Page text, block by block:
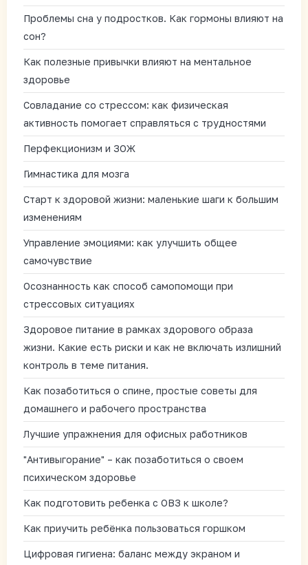
Проблемы сна у подростков. Как гормоны влияют на
сон?
Как полезные привычки влияют на ментальное
здоровье
Совладание со стрессом: как физическая
активность помогает справляться с трудностями
Перфекционизм и ЗОЖ
Гимнастика для мозга
Старт к здоровой жизни: маленькие шаги к большим
изменениям
Управление эмоциями: как улучшить общее
самочувствие
Осознанность как способ самопомощи при
стрессовых ситуациях
Здоровое питание в рамках здорового образа
жизни. Какие есть риски и как не включать излишний
контроль в теме питания.
Как позаботиться о спине, простые советы для
домашнего и рабочего пространства
Лучшие упражнения для офисных работников
"Антивыгорание" – как позаботиться о своем
психическом здоровье
Как подготовить ребенка с ОВЗ к школе?
Как приучить ребёнка пользоваться горшком
Цифровая гигиена: баланс между экраном и